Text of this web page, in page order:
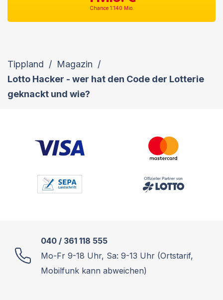
Chance 1:140 Mio.
Tippland / Magazin /
Lotto Hacker - wer hat den Code der Lotterie
geknackt und wie?
040 / 361 118 555
Mo-Fr 9-18 Uhr, Sa: 9-13 Uhr (Ortstarif,
Mobilfunk kann abweichen)